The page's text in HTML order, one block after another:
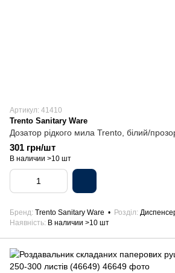
Артикул: 41410
Trento Sanitary Ware
Дозатор рідкого мила Trento, білий/
301 грн/шт
В наличии >10 шт
Бренд Trento Sanitary Ware Розділ
Наявність В наличии >10 шт